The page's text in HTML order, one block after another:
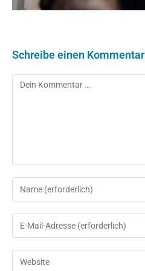
Schreibe einen Kommentar
Kommentar
Gib
deinen
Namen
oder
zum
Gib
deine
E-
Mail-
Gib